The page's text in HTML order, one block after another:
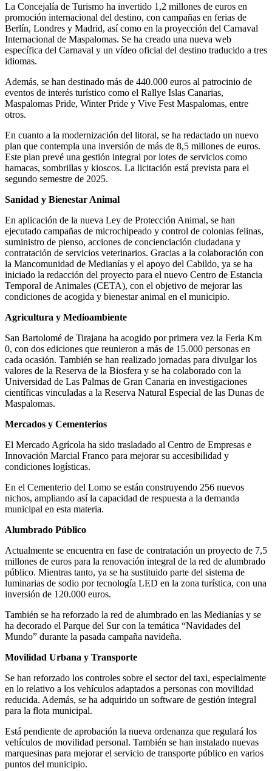
La Concejalía de Turismo ha invertido 1,2 millones de euros en
promoción internacional del destino, con campañas en ferias de
Berlín, Londres y Madrid, así como en la proyección del Carnaval
Internacional de Maspalomas. Se ha creado una nueva web
específica del Carnaval y un vídeo oficial del destino traducido a tres
idiomas.
Además, se han destinado más de 440.000 euros al patrocinio de
eventos de interés turístico como el Rallye Islas Canarias,
Maspalomas Pride, Winter Pride y Vive Fest Maspalomas, entre
otros.
En cuanto a la modernización del litoral, se ha redactado un nuevo
plan que contempla una inversión de más de 8,5 millones de euros.
Este plan prevé una gestión integral por lotes de servicios como
hamacas, sombrillas y kioscos. La licitación está prevista para el
segundo semestre de 2025.
Sanidad y Bienestar Animal
En aplicación de la nueva Ley de Protección Animal, se han
ejecutado campañas de microchipeado y control de colonias felinas,
suministro de pienso, acciones de concienciación ciudadana y
contratación de servicios veterinarios. Gracias a la colaboración con
la Mancomunidad de Medianías y el apoyo del Cabildo, ya se ha
iniciado la redacción del proyecto para el nuevo Centro de Estancia
Temporal de Animales (CETA), con el objetivo de mejorar las
condiciones de acogida y bienestar animal en el municipio.
Agricultura y Medioambiente
San Bartolomé de Tirajana ha acogido por primera vez la Feria Km
0, con dos ediciones que reunieron a más de 15.000 personas en
cada ocasión. También se han realizado jornadas para divulgar los
valores de la Reserva de la Biosfera y se ha colaborado con la
Universidad de Las Palmas de Gran Canaria en investigaciones
científicas vinculadas a la Reserva Natural Especial de las Dunas de
Maspalomas.
Mercados y Cementerios
El Mercado Agrícola ha sido trasladado al Centro de Empresas e
Innovación Marcial Franco para mejorar su accesibilidad y
condiciones logísticas.
En el Cementerio del Lomo se están construyendo 256 nuevos
nichos, ampliando así la capacidad de respuesta a la demanda
municipal en esta materia.
Alumbrado Público
Actualmente se encuentra en fase de contratación un proyecto de 7,5
millones de euros para la renovación integral de la red de alumbrado
público. Mientras tanto, ya se ha sustituido parte del sistema de
luminarias de sodio por tecnología LED en la zona turística, con una
inversión de 120.000 euros.
También se ha reforzado la red de alumbrado en las Medianías y se
ha decorado el Parque del Sur con la temática “Navidades del
Mundo” durante la pasada campaña navideña.
Movilidad Urbana y Transporte
Se han reforzado los controles sobre el sector del taxi, especialmente
en lo relativo a los vehículos adaptados a personas con movilidad
reducida. Además, se ha adquirido un software de gestión integral
para la flota municipal.
Está pendiente de aprobación la nueva ordenanza que regulará los
vehículos de movilidad personal. También se han instalado nuevas
marquesinas para mejorar el servicio de transporte público en varios
puntos del municipio.